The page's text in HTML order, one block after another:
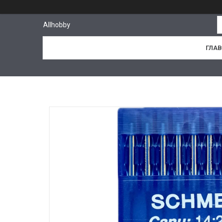
Allhobby